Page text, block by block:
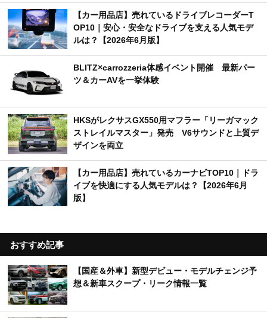
【カー用品店】売れているドライブレコーダーT
OP10｜安心・安全なドライブを支える人気モデ
ルは？【2026年6月版】
BLITZ×carrozzeria体感イベント開催 最新パー
ツ＆カーAVを一挙体験
HKSがレクサスGX550用マフラー「リーガマック
ストレイルマスター」発売 V6サウンドと上質デ
ザインを両立
【カー用品店】売れているカーナビTOP10｜ドラ
イブを快適にする人気モデルは？【2026年6月
版】
おすすめ記事
【国産＆外車】新型デビュー・モデルチェンジ予
想＆新車スクープ・リーク情報一覧